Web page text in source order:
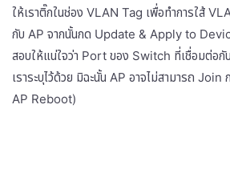
ให้เราติ๊กในช่อง VLAN Tag เพื่อทำการใส้
กับ AP จากนั้นกด Update & Apply to
สอบให้แน่ใจว่า Port ของ Switch ที่เชื่อมต่อ
เราระบุไว้ด้วย มิฉะนั้น AP อาจไม่สามารถ
AP Reboot)